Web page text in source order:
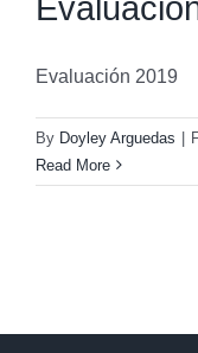
Evaluación 2019
By Doyley Arguedas
Read More